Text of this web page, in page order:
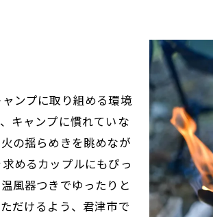
ンプに取り組める環境
キャンプに慣れていな
の揺らめきを眺めなが
めるカップルにもぴっ
風器つきでゆったりと
だけるよう、君津市で